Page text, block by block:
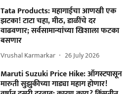
Tata Products: महागाईचा आणखी एक
झटका! टाटा चहा, मीठ, डाळींचे दर
वाढवणार; सर्वसामान्यांच्या खिशाला फटका
बसणार
Vrushal Karmarkar 26 July 2026
Maruti Suzuki Price Hike: ऑगस्टपासून
मारुती सुझुकीच्या गाड्या महाग होणार!